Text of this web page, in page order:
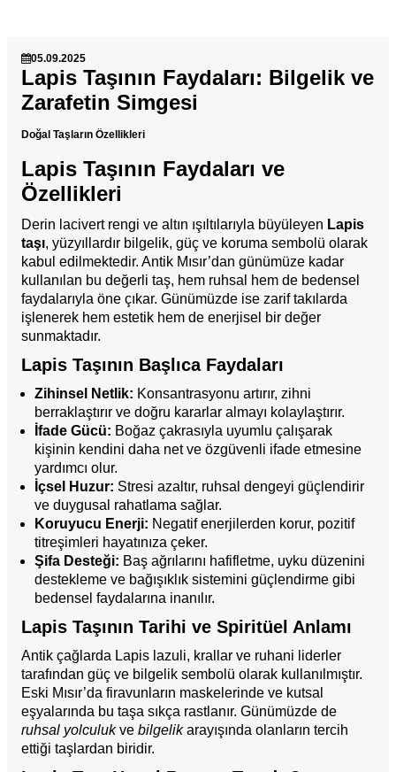
05.09.2025
Lapis Taşının Faydaları: Bilgelik ve
Zarafetin Simgesi
Doğal Taşların Özellikleri
Lapis Taşının Faydaları ve
Özellikleri
Derin lacivert rengi ve altın ışıltılarıyla büyüleyen Lapis
taşı, yüzyıllardır bilgelik, güç ve koruma sembolü olarak
kabul edilmektedir. Antik Mısır’dan günümüze kadar
kullanılan bu değerli taş, hem ruhsal hem de bedensel
faydalarıyla öne çıkar. Günümüzde ise zarif takılarda
işlenerek hem estetik hem de enerjisel bir değer
sunmaktadır.
Lapis Taşının Başlıca Faydaları
Zihinsel Netlik: Konsantrasyonu artırır, zihni
berraklaştırır ve doğru kararlar almayı kolaylaştırır.
İfade Gücü: Boğaz çakrasıyla uyumlu çalışarak
kişinin kendini daha net ve özgüvenli ifade etmesine
yardımcı olur.
İçsel Huzur: Stresi azaltır, ruhsal dengeyi güçlendirir
ve duygusal rahatlama sağlar.
Koruyucu Enerji: Negatif enerjilerden korur, pozitif
titreşimleri hayatınıza çeker.
Şifa Desteği: Baş ağrılarını hafifletme, uyku düzenini
destekleme ve bağışıklık sistemini güçlendirme gibi
bedensel faydalarına inanılır.
Lapis Taşının Tarihi ve Spiritüel Anlamı
Antik çağlarda Lapis lazuli, krallar ve ruhani liderler
tarafından güç ve bilgelik sembolü olarak kullanılmıştır.
Eski Mısır’da firavunların maskelerinde ve kutsal
eşyalarında bu taşa sıkça rastlanır. Günümüzde de
ruhsal yolculukve bilgelikarayışında olanların tercih
ettiği taşlardan biridir.